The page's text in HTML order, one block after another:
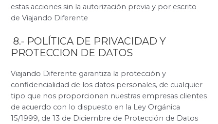
estas acciones sin la autorización previa y por escrito
de Viajando Diferente
8.- POLÍTICA DE PRIVACIDAD Y
PROTECCION DE DATOS
Viajando Diferente garantiza la protección y
confidencialidad de los datos personales, de cualquier
tipo que nos proporcionen nuestras empresas clientes
de acuerdo con lo dispuesto en la Ley Orgánica
15/1999, de 13 de Diciembre de Protección de Datos